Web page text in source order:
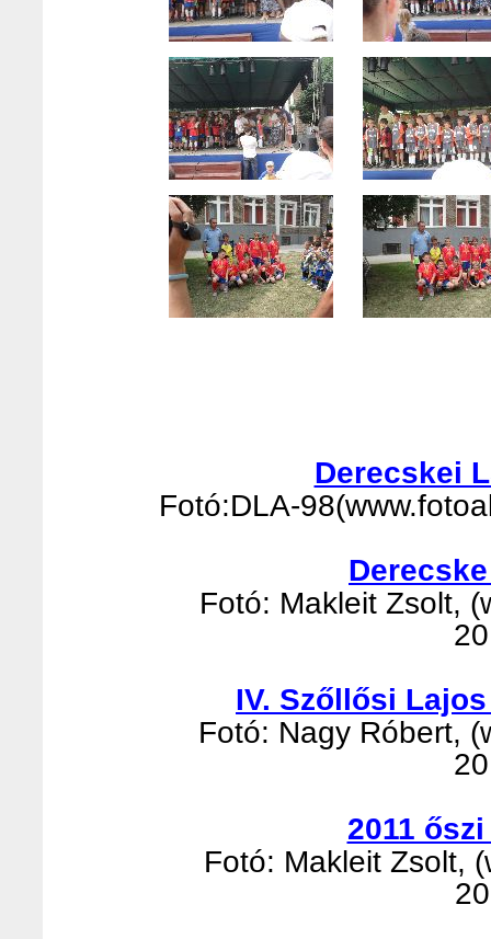
Derecskei
Fotó:DLA-
Fotó: Makleit Zsolt,
IV. Szőllősi
Fotó: Nagy Róbert,
2011
Fotó: Makleit Zsolt,